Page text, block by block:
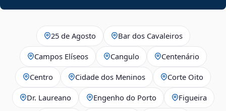
25 de Agosto Bar dos Cavaleiros
Campos Elíseos Cangulo Centenário
Centro Cidade dos Meninos Corte Oito
Dr. Laureano Engenho do Porto Figueira